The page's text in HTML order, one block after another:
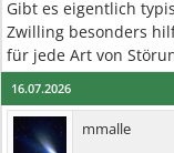
Gibt es eigentlich
Zwilling besonders
für jede Art von
16.07.2026
mmalle